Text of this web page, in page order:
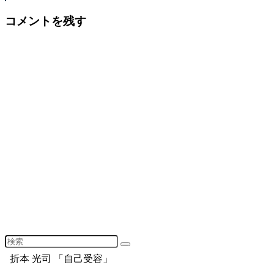
コメントを残す
折本 光司 「自己受容」